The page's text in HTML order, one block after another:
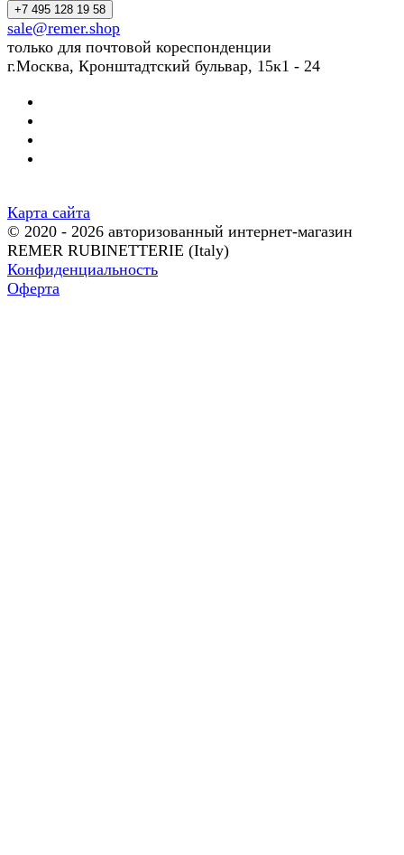
+7 495 128 19 58
sale@remer.shop
только для почтовой кореспонденции
г.Москва, Кронштадтский бульвар, 15к1 - 24
Карта сайта
© 2020 - 2026 авторизованный интернет-магазин
REMER RUBINETTERIE (Italy)
Конфиденциальность
Оферта